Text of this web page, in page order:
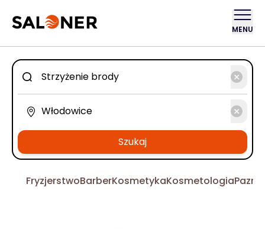
MENU
Szukaj
FryzjerstwoBarberKosmetykaKosmetologia